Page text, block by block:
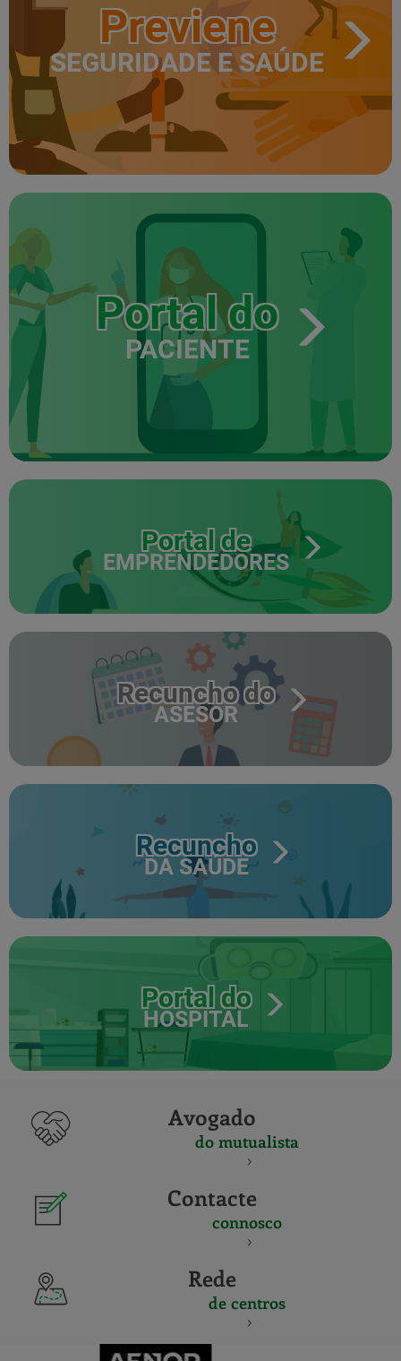
Previene
SEGURIDADE E SAÚDE
Portal do
PACIENTE
Portal de
EMPRENDEDORES
Recuncho do
ASESOR
Recuncho
DA SAÚDE
Portal do
HOSPITAL
Avogado
do mutualista
Contacte
connosco
Rede
de centros